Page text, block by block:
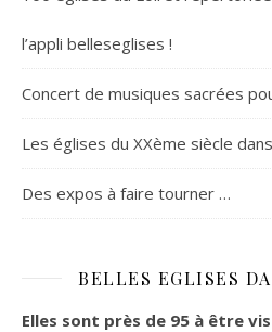
l’appli belleseglises !
Concert de musiques sacrées
Les églises du XXème siècle
Des expos à faire tourner …
BELLES EGLISES
Elles sont près de 95 à être